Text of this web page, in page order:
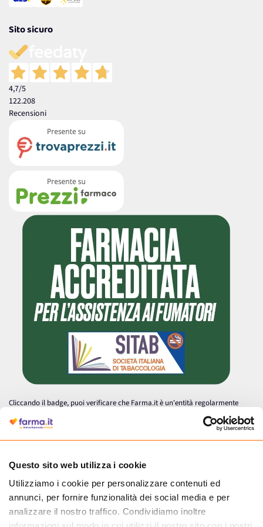
Questo sito web utilizza i cookie
Utilizziamo i cookie per personalizzare contenuti ed
annunci, per fornire funzionalità dei social media e per
analizzare il nostro traffico. Condividiamo inoltre
Sito sicuro
4,7/5
122.208
Recensioni
Cliccando il badge, puoi verificare che Farma.it è un'entità regolarmente
autorizzata dal Ministero della Salute a effettuare la vendita online di
medicinali.